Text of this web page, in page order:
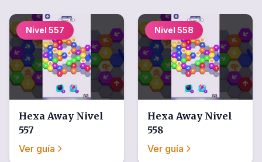
Nivel 557
Hexa Away Nivel
557
Ver guía
Nivel 558
Hexa Away Nivel
558
Ver guía